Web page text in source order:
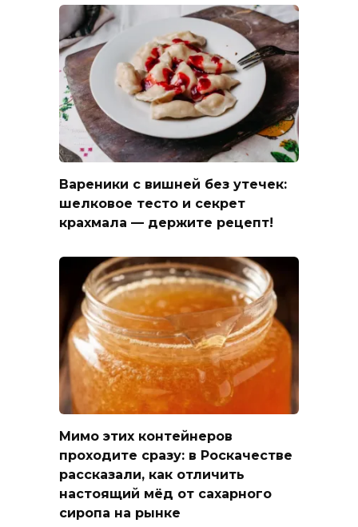
Вареники с вишней без утечек:
шелковое тесто и секрет
крахмала — держите рецепт!
Мимо этих контейнеров
проходите сразу: в Роскачестве
рассказали, как отличить
настоящий мёд от сахарного
сиропа на рынке